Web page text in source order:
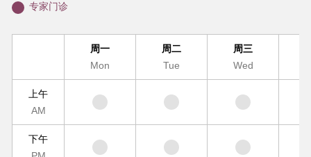
专家门诊
周一
Mon
周二
Tue
周三
Wed
上午
AM
下午